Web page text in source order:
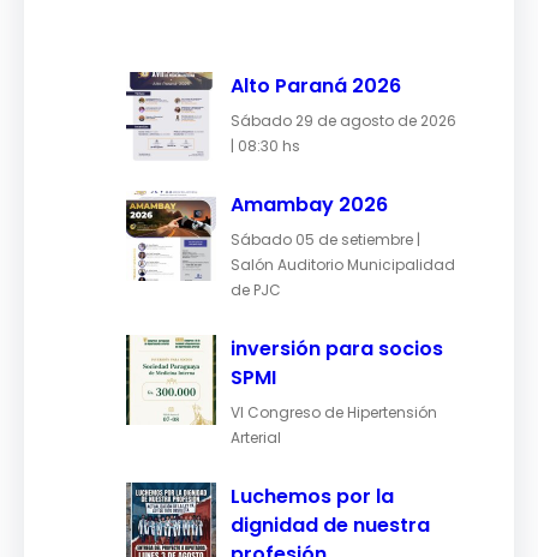
Alto Paraná 2026
Sábado 29 de agosto de 2026
| 08:30 hs
Amambay 2026
Sábado 05 de setiembre |
Salón Auditorio Municipalidad
de PJC
inversión para socios
SPMI
VI Congreso de Hipertensión
Arterial
Luchemos por la
dignidad de nuestra